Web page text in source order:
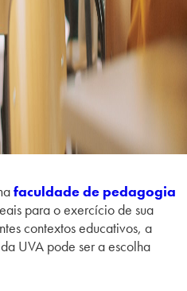
faculdade de pedagogia
para o exercício de sua
contextos educativos, a
UVA pode ser a escolha